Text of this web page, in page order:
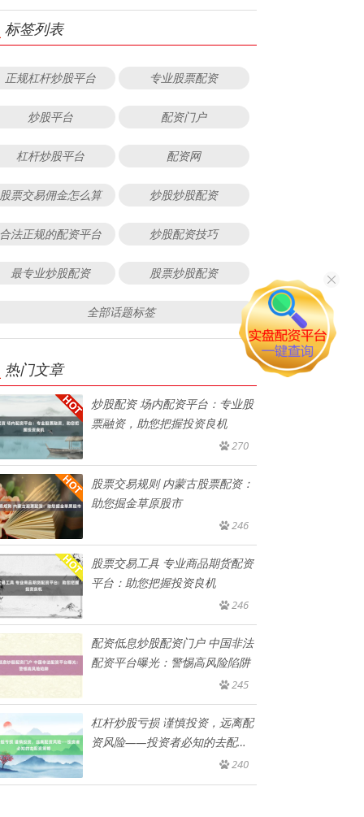
标签列表
正规杠杆炒股平台 专业股票配资
炒股平台 配资门户
杠杆炒股平台 配资网
股票交易佣金怎么算 炒股炒股配资
合法正规的配资平台 炒股配资技巧
最专业炒股配资 股票炒股配资
全部话题标签
热门文章
炒股配资 场内配资平台：专业股
票融资，助您把握投资良机
270
股票交易规则 内蒙古股票配资：
助您掘金草原股市
246
股票交易工具 专业商品期货配资
平台：助您把握投资良机
246
配资低息炒股配资门户 中国非法
配资平台曝光：警惕高风险陷阱
245
杠杆炒股亏损 谨慎投资，远离配
资风险——投资者必知的去配资
240